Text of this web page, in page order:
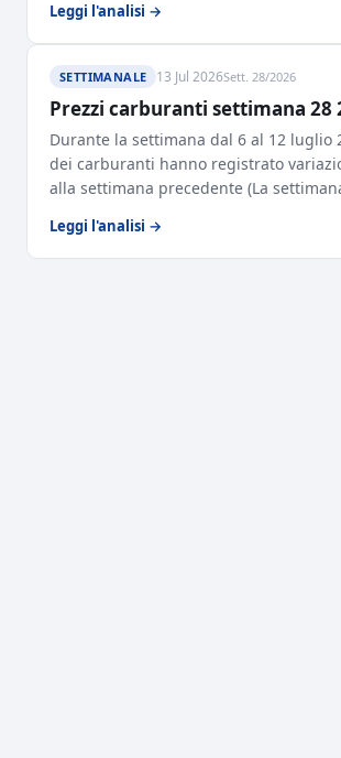
Leggi l'analisi →
SETTIMANALE 13 Jul 2026Sett. 28/2026
Prezzi carburanti settimana 28
Durante la settimana dal 6 al 12 luglio
dei carburanti hanno registrato
alla settimana precedente (La
Leggi l'analisi →